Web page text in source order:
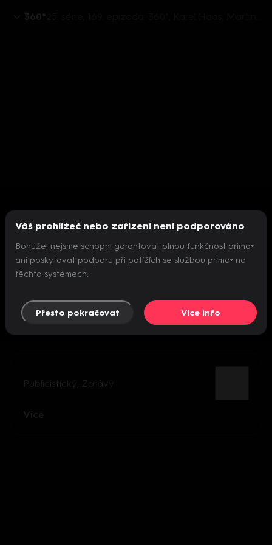
360°
Nepodařilo se inicializovat přehrávač
Publicistický Zprávy
Více
Váš prohlížeč nebo zařízení není podporováno
Bohužel nejsme schopni garantovat plnou funkčnost prima+
ani poskytovat podporu při potížích se službou prima+ na
těchto systémech.
Přesto pokračovat Více info